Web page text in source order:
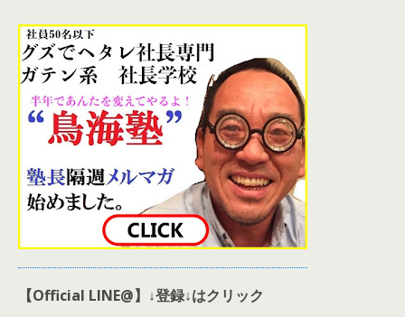
【Official LINE@】↓登録↓はクリック